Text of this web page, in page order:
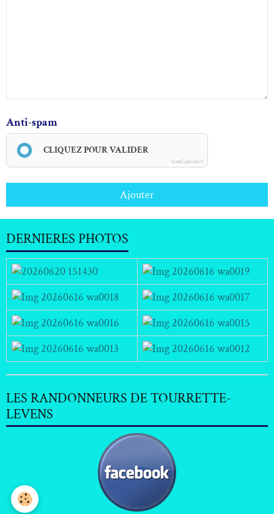
Anti-spam
CLIQUEZ POUR VALIDER
IconCaptcha ©
Ajouter
DERNIERES PHOTOS
LES RANDONNEURS DE TOURRETTE-
LEVENS